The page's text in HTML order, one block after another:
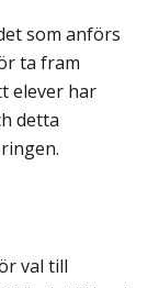
som anförs
ta fram
elever har
detta
val till